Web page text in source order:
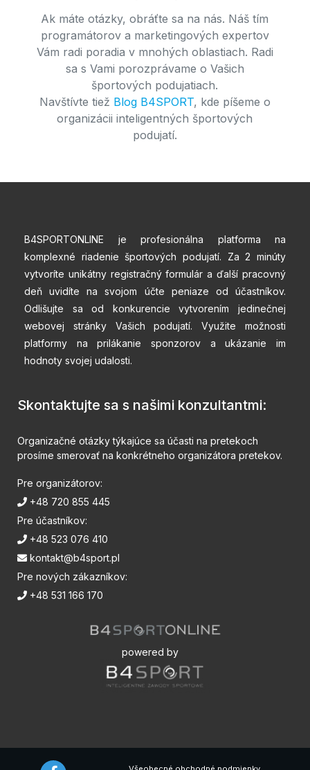
Ak máte otázky, obráťte sa na nás. Náš tím
programátorov a marketingových expertov
Vám radi poradia v mnohých oblastiach. Radi
sa s Vami porozprávame o Vašich
športových podujatiach.
Navštívte tiež Blog B4SPORT, kde píšeme o
organizácii inteligentných športových
podujatí.
B4SPORTONLINE je profesionálna platforma na
komplexné riadenie športových podujatí. Za 2 minúty
vytvoríte unikátny registračný formulár a ďalší pracovný
deň uvidíte na svojom účte peniaze od účastníkov.
Odlišujte sa od konkurencie vytvorením jedinečnej
webovej stránky Vašich podujatí. Využite možnosti
platformy na prilákanie sponzorov a ukázanie im
hodnoty svojej udalosti.
Skontaktujte sa s našimi konzultantmi:
Organizačné otázky týkajúce sa účasti na pretekoch
prosíme smerovať na konkrétneho organizátora pretekov.
Pre organizátorov:
+48 720 855 445
Pre účastníkov:
+48 523 076 410
kontakt@b4sport.pl
Pre nových zákazníkov:
+48 531 166 170
powered by